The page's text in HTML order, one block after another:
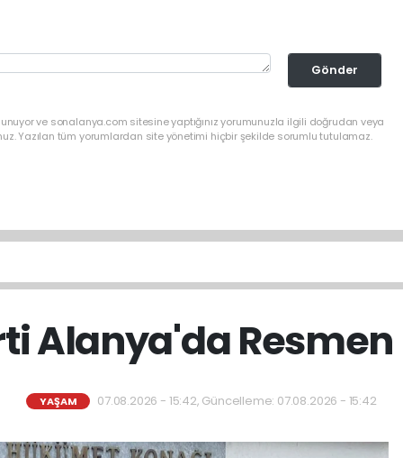
Gönder
ve sonalanya.com sitesine yaptığınız yorumunuzla ilgili doğrudan veya
Yazılan tüm yorumlardan site yönetimi hiçbir şekilde sorumlu tutulamaz.
Alanya'da
YAŞAM 07.08.2026 - 15:42, Güncelleme: 07.08.2026 - 15:42